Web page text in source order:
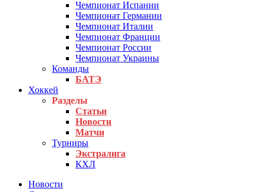
Чемпионат Испании
Чемпионат Германии
Чемпионат Италии
Чемпионат Франции
Чемпионат России
Чемпионат Украины
Команды
БАТЭ
Хоккей
Разделы
Статьи
Новости
Матчи
Турниры
Экстралига
КХЛ
Новости